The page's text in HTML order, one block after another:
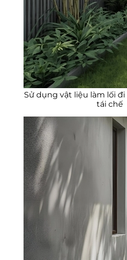
Sử dụng vật liệu làm lối
tái chế